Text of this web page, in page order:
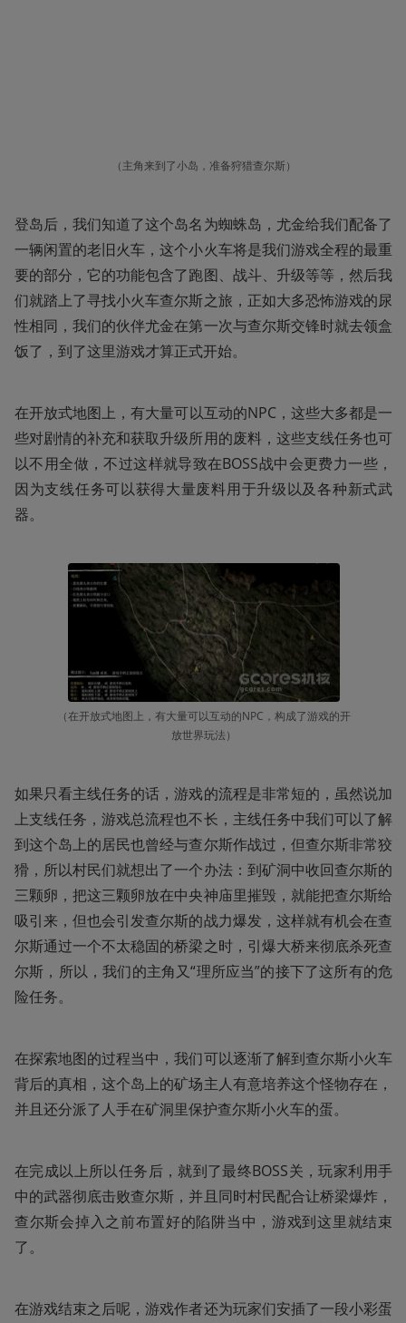
（主角来到了小岛，准备狩猎查尔斯）
登岛后，我们知道了这个岛名为蜘蛛岛，尤金给我们配备了
一辆闲置的老旧火车，这个小火车将是我们游戏全程的最重
要的部分，它的功能包含了跑图、战斗、升级等等，然后我
们就踏上了寻找小火车查尔斯之旅，正如大多恐怖游戏的尿
性相同，我们的伙伴尤金在第一次与查尔斯交锋时就去领盒
饭了，到了这里游戏才算正式开始。
在开放式地图上，有大量可以互动的NPC，这些大多都是一
些对剧情的补充和获取升级所用的废料，这些支线任务也可
以不用全做，不过这样就导致在BOSS战中会更费力一些，
因为支线任务可以获得大量废料用于升级以及各种新式武
器。
（在开放式地图上，有大量可以互动的NPC，构成了游戏的开
放世界玩法）
如果只看主线任务的话，游戏的流程是非常短的，虽然说加
上支线任务，游戏总流程也不长，主线任务中我们可以了解
到这个岛上的居民也曾经与查尔斯作战过，但查尔斯非常狡
猾，所以村民们就想出了一个办法：到矿洞中收回查尔斯的
三颗卵，把这三颗卵放在中央神庙里摧毁，就能把查尔斯给
吸引来，但也会引发查尔斯的战力爆发，这样就有机会在查
尔斯通过一个不太稳固的桥梁之时，引爆大桥来彻底杀死查
尔斯，所以，我们的主角又“理所应当”的接下了这所有的危
险任务。
在探索地图的过程当中，我们可以逐渐了解到查尔斯小火车
背后的真相，这个岛上的矿场主人有意培养这个怪物存在，
并且还分派了人手在矿洞里保护查尔斯小火车的蛋。
在完成以上所以任务后，就到了最终BOSS关，玩家利用手
中的武器彻底击败查尔斯，并且同时村民配合让桥梁爆炸，
查尔斯会掉入之前布置好的陷阱当中，游戏到这里就结束
了。
在游戏结束之后呢，游戏作者还为玩家们安插了一段小彩蛋